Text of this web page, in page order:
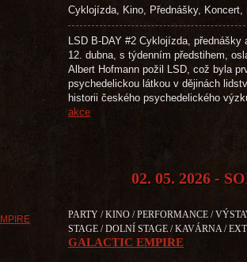
Cyklojízda, Kino, Přednášky, Koncert,
LSD B-DAY #2 Cyklojízda,
12. dubna, s týdenním předstihem,
Albert Hofmann požil LSD, což byla
psychedelickou látkou v dějinách
historii českého psychedelického
akce
02. 05. 2026 -
PARTY / KINO / PERFORMANCE /
STAGE / DOLNÍ STAGE / KAVÁRNA /
GALACTIC EMPIRE